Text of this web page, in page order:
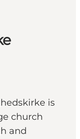
is
church
and